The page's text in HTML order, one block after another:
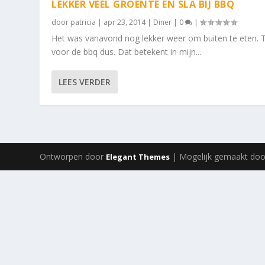
LEKKER VEEL GROENTE EN SLA BIJ BBQ
door patricia | apr 23, 2014| Diner | 0 |
Het was vanavond nog lekker weer om buiten te eten.
voor de bbq dus. Dat betekent in mijn...
LEES VERDER
Ontworpen door Elegant Themes | Mogelijk gemaakt